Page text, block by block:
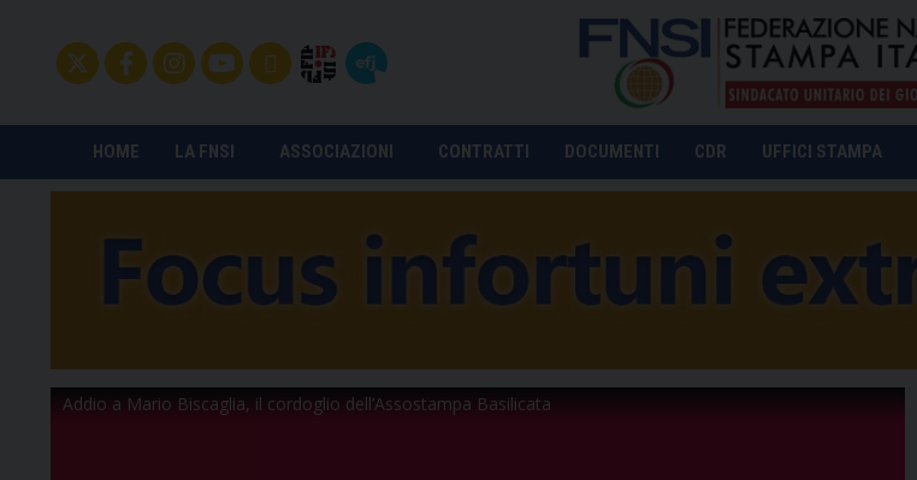
HOME LA FNSI ASSOCIAZIONI CONTRATTI DOCUMENTI CDR UFFICI STAMPA
Addio a Mario Biscaglia, il cordoglio dell’Assostampa Basilicata